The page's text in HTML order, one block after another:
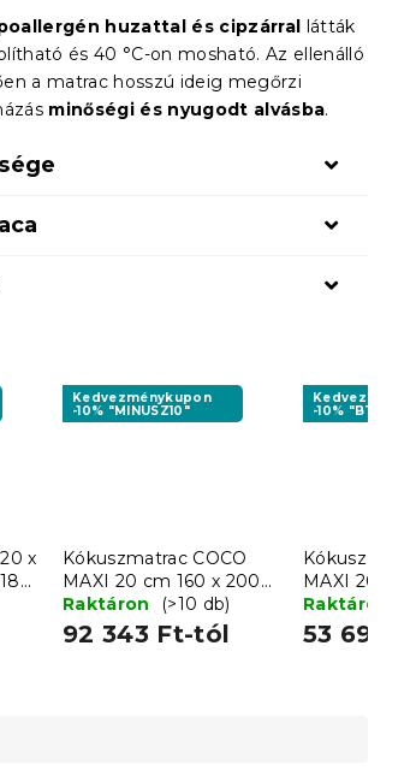
huzattal és cipzárral látták
és 40 °C-on mosható. Az ellenálló
a matrac hosszú ideig megőrzi
minőségi és nyugodt alvásba.
x
Kedvezménykupon
-10% "MINUSZ10"
Kókuszmatrac COCO
MAXI 20 cm 160 x 200
cm
Raktáron (>10 db)
92 343 Ft-tól
-10% "BTS10"
Kókusz
MAXI 20
cm
Raktáron
53 696